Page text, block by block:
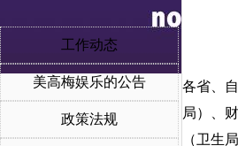
工作动态
美高梅娱乐的公告
政策法规
各省、
局）、
（卫生